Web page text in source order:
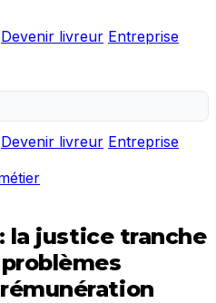
Devenir livreur Entreprise
Devenir livreur Entreprise
la justice tranche